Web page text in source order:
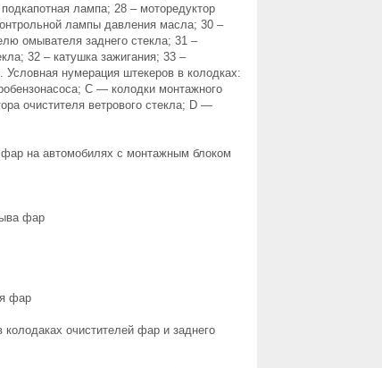
лампа; 28 – моторедуктор
лампы давления масла; 30 –
омывателя заднего стекла; 31 –
32 – катушка зажигания; 33 –
нумерация штекеров в колодках:
С — колодки монтажного
очистителя ветрового стекла; D —
на автомобилях с монтажным блоком
фар
фар
очистителей фар и заднего